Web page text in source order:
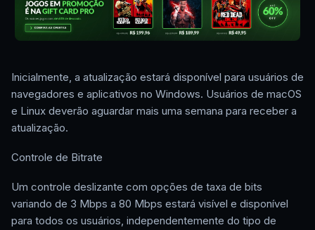
Inicialmente, a atualização estará disponível para usuários de
navegadores e aplicativos no Windows. Usuários de macOS
e Linux deverão aguardar mais uma semana para receber a
atualização.
Controle de Bitrate
Um controle deslizante com opções de taxa de bits
variando de 3 Mbps a 80 Mbps estará visível e disponível
para todos os usuários, independentemente do tipo de